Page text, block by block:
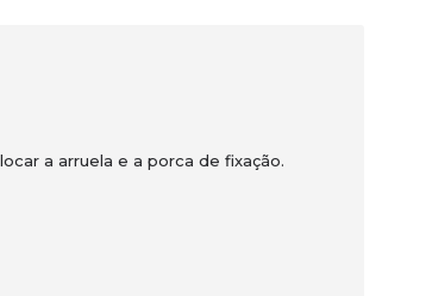
a arruela e a porca de fixação.